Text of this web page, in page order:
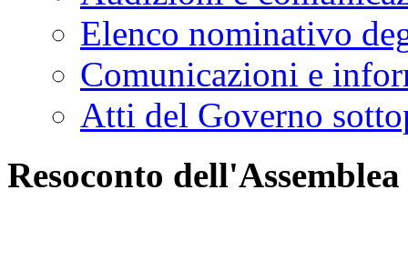
Elenco nominativo
Comunicazioni e
Atti del Governo
Resoconto dell'Assemblea